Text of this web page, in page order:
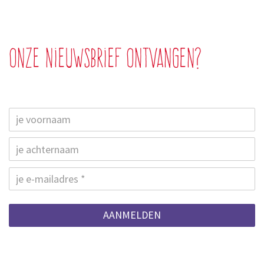
Onze nieuwsbrief ontvangen?
AANMELDEN